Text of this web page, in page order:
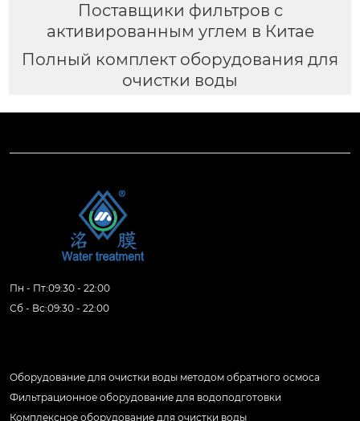
Поставщики фильтров с
активированным углем в Китае
Полный комплект оборудования для
очистки воды
Пн - Пт:09:30 - 22:00
Сб - Вс:09:30 - 22:00
Оборудование для очистки воды методом обратного осмоса
Фильтрационное оборудование для водоподготовки
Комплексное оборудование для очистки воды